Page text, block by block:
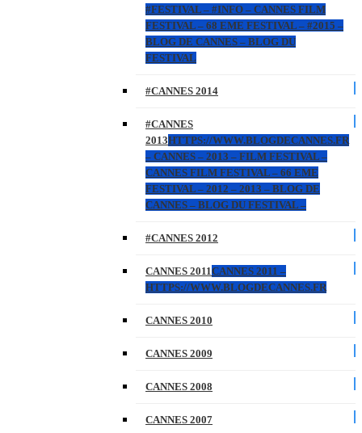
#FESTIVAL – #INFO – CANNES FILM
FESTIVAL – 68 EME FESTIVAL – #2015 –
BLOG DE CANNES – BLOG DU
FESTIVAL
#CANNES 2014
#CANNES
2013HTTPS://WWW.BLOGDECANNES.FR
– CANNES – 2013 – FILM FESTIVAL –
CANNES FILM FESTIVAL – 66 EME
FESTIVAL – 2012 – 2013 – BLOG DE
CANNES – BLOG DU FESTIVAL –
#CANNES 2012
CANNES 2011CANNES 2011 –
HTTPS://WWW.BLOGDECANNES.FR
CANNES 2010
CANNES 2009
CANNES 2008
CANNES 2007